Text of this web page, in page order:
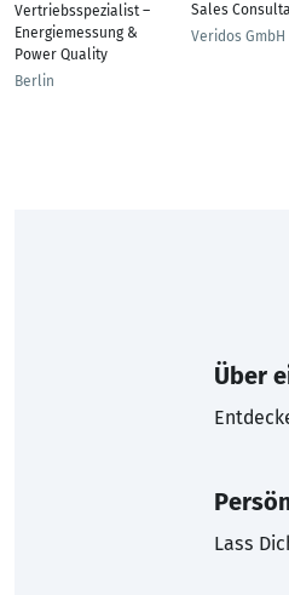
Vertriebsspezialist –
Energiemessung &
Power Quality
Berlin
Sales
Veridos GmbH
Über
Lass